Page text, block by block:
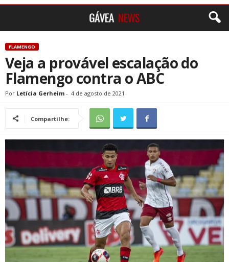
FLAMENGO
Veja a provável escalação do
Flamengo contra o ABC
Por Letícia Gerheim - 4 de agosto de 2021
Compartilhe: